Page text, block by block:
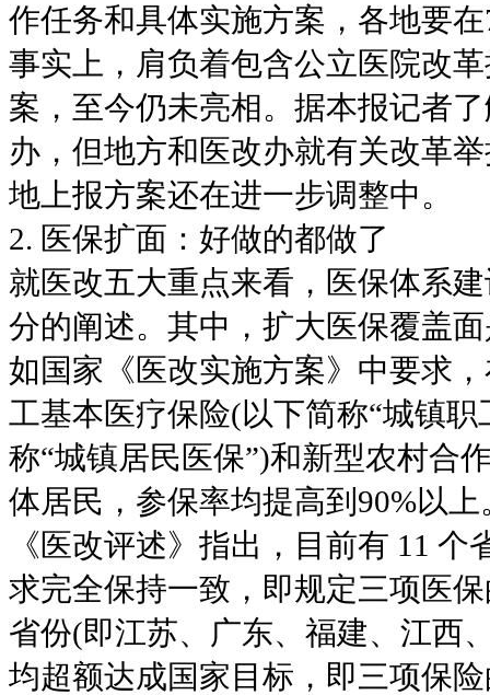
作任务和具体实施方案，各地要
事实上，肩负着包含公立医院改
案，至今仍未亮相。据本报记者
办，但地方和医改办就有关改革
地上报方案还在进一步调整中。
2. 医保扩面：好做的都做了
就医改五大重点来看，医保体系
分的阐述。其中，扩大医保覆盖
如国家《医改实施方案》中要求
工基本医疗保险(以下简称“城镇
称“城镇居民医保”)和新型农村合
体居民，参保率均提高到90%以上
《医改评述》指出，目前有 11
求完全保持一致，即规定三项医
省份(即江苏、广东、福建、江西
均超额达成国家目标，即三项保